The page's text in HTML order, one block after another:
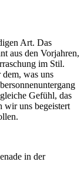
Art. Das
aus den Vorjahren,
im Stil.
was uns
Gefühl, das
wir uns begeistert